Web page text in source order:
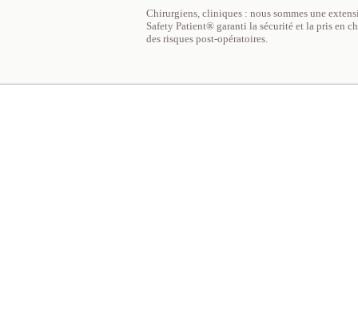
Chirurgiens, cliniques : nous sommes une
Safety Patient® garanti la sécurité et la pris en
des risques post-opératoires.